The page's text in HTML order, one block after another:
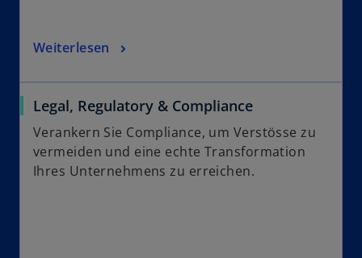
Weiterlesen
Legal, Regulatory & Compliance
Verankern Sie Compliance, um Verstösse zu
vermeiden und eine echte Transformation
Ihres Unternehmens zu erreichen.